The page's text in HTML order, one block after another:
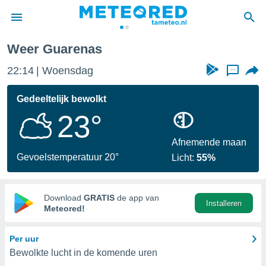
door
verstrekte
hoge
hebt de
voor
op basis
Weer Guarenas
22:14 Woensdag ...
Gedeeltelijk bewolkt
23°
Gevoelstemperatuur 20°
Afnemende maan
Licht:55%
Download GRATIS de app van
Meteored!
Installeren
Per uur
Bewolkte lucht in de komende uren